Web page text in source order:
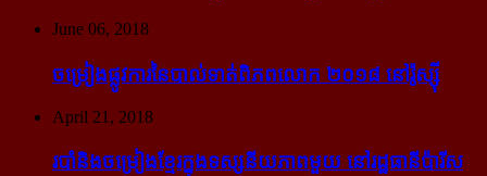
June 06, 2018
ចម្រៀង​ផ្លូវការ​នៃ​បាល់ទាត់​ពិភពលោក ២០១៨ នៅ​រ៉ូស្ស៊ី
April 21, 2018
របាំ​និង​ចម្រៀង​ខ្មែរ​ក្នុង​ទស្សនីយភាព​មួយ នៅ​រដ្ឋធានី​ប៉ារីស​